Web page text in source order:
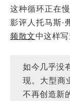
这种循环正在
影评人托马斯·
频散文中这样写
如今几乎没
现。大型商
不再创造新